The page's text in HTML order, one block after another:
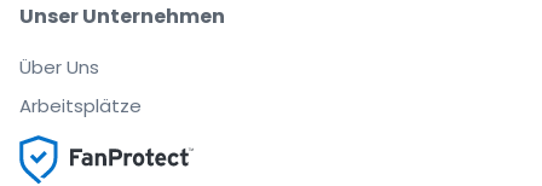
Unser Unternehmen
Über Uns
Arbeitsplätze